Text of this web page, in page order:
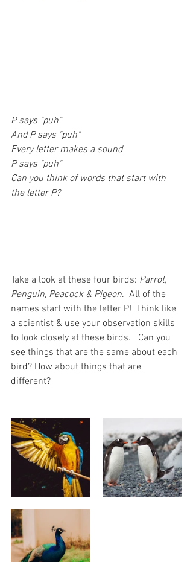
P says "puh"
And P says "puh"
Every letter makes a sound
P says "puh"
Can you think of words that start with
the letter P?
Take a look at these four birds: Parrot,
Penguin, Peacock & Pigeon.  All of the
names start with the letter P!  Think like
a scientist & use your observation skills
to look closely at these birds.   Can you
see things that are the same about each
bird? How about things that are
different?